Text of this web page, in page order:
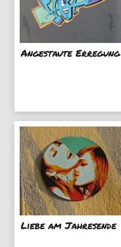
Angestaute Erregung
Liebe am Jahresende